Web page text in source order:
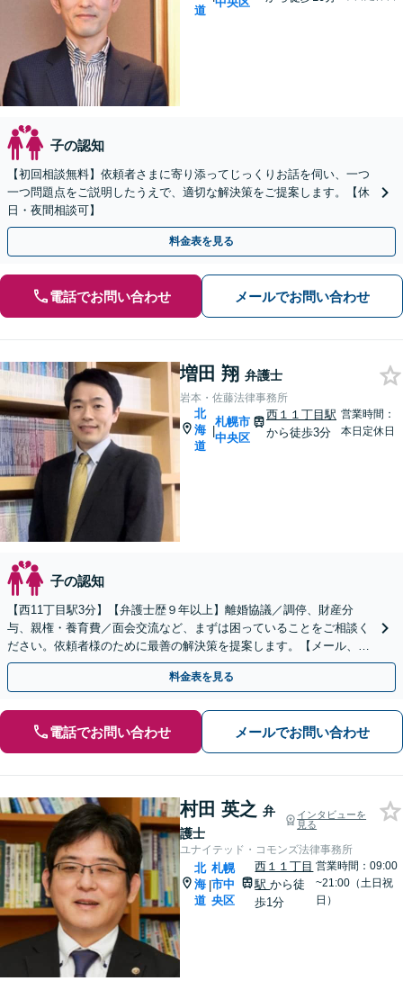
道
子の認知
【初回相談無料】依頼者さまに寄り添ってじっくりお話を伺い、一つ
一つ問題点をご説明したうえで、適切な解決策をご提案します。【休
日・夜間相談可】
料金表を見る
電話でお問い合わせ メールでお問い合わせ
増田 翔 弁護士
岩本・佐藤法律事務所
北
海
道
|
札幌市
中央区
西１１丁目駅
から徒歩3分
営業時間：
本日定休日
子の認知
【西11丁目駅3分】【弁護士歴９年以上】離婚協議／調停、財産分
与、親権・養育費／面会交流など、まずは困っていることをご相談く
ださい。依頼者様のために最善の解決策を提案します。【メール、LI
NE相談可】【分割払いOK】【法テラス可】
料金表を見る
電話でお問い合わせ メールでお問い合わせ
村田 英之 弁
護士
インタビューを
見る
ユナイテッド・コモンズ法律事務所
北
海
道
|
札幌
市中
央区
西１１丁目
駅から徒
歩1分
営業時間：09:00
~21:00（土日祝
日）